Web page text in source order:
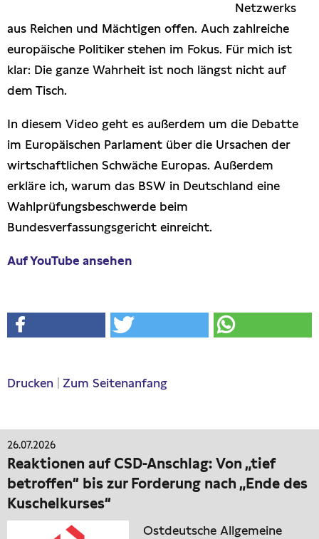
Netzwerks
aus Reichen und Mächtigen offen. Auch zahlreiche
europäische Politiker stehen im Fokus. Für mich ist
klar: Die ganze Wahrheit ist noch längst nicht auf
dem Tisch.
In diesem Video geht es außerdem um die Debatte
im Europäischen Parlament über die Ursachen der
wirtschaftlichen Schwäche Europas. Außerdem
erkläre ich, warum das BSW in Deutschland eine
Wahlprüfungsbeschwerde beim
Bundesverfassungsgericht einreicht.
Auf YouTube ansehen
Drucken Zum Seitenanfang
26.07.2026
Reaktionen auf CSD-Anschlag: Von „tief
betroffen“ bis zur Forderung nach „Ende des
Kuschelkurses“
Ostdeutsche Allgemeine